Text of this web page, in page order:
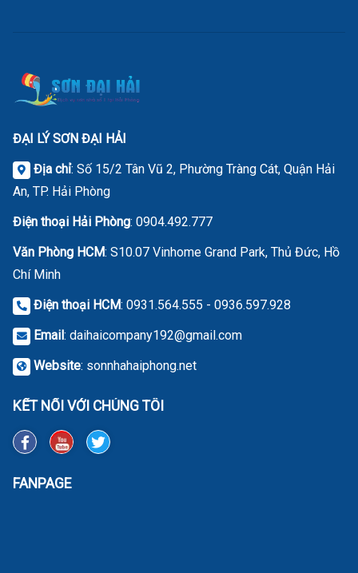
ĐẠI LÝ SƠN ĐẠI HẢI
Địa chỉ: Số 15/2 Tân Vũ 2, Phường Tràng Cát, Quận Hải
An, TP. Hải Phòng
Điện thoại Hải Phòng: 0904.492.777
Văn Phòng HCM: S10.07 Vinhome Grand Park, Thủ Đức, Hồ
Chí Minh
Điện thoại HCM: 0931.564.555 - 0936.597.928
Email : daihaicompany192@gmail.com
Website: sonnhahaiphong.net
KẾT NỐI VỚI CHÚNG TÔI
FANPAGE